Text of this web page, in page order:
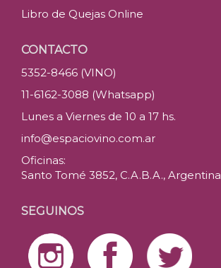
Libro de Quejas Online
CONTACTO
5352-8466 (VINO)
11-6162-3088 (Whatsapp)
Lunes a Viernes de 10 a 17 hs.
info@espaciovino.com.ar
Oficinas:
Santo Tomé 3852, C.A.B.A., Argentina
SEGUINOS